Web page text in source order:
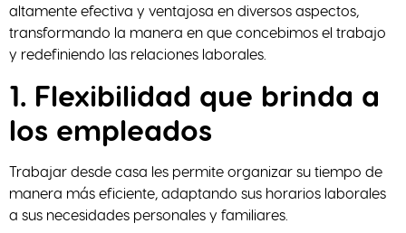
altamente efectiva y ventajosa en diversos aspectos,
transformando la manera en que concebimos el trabajo
y redefiniendo las relaciones laborales.
1. Flexibilidad que brinda a
los empleados
Trabajar desde casa les permite organizar su tiempo de
manera más eficiente, adaptando sus horarios laborales
a sus necesidades personales y familiares.